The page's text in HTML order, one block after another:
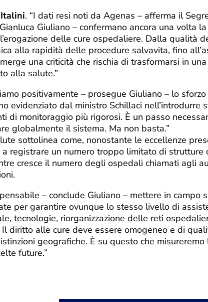
. “I dati resi noti da Agenas – afferma il
Giuliano – confermano ancora una volta
delle cure ospedaliere. Dalla qualità
alla rapidità delle procedure salvavita, fino
una criticità che rischia di trasformarsi in
alla salute.”
positivamente – prosegue Giuliano – lo
evidenziato dal ministro Schillaci nell’introdurre
di monitoraggio più rigorosi. È un passo
globalmente il sistema. Ma non basta.”
sottolinea come, nonostante le eccellenze
a registrare un numero troppo limitato di
cresce il numero degli ospedali chiamati agli
– conclude Giuliano – mettere in campo
per garantire ovunque lo stesso livello di
tecnologie, riorganizzazione delle reti
Il diritto alle cure deve essere omogeneo e di
geografiche. È su questo che misureremo
future.”